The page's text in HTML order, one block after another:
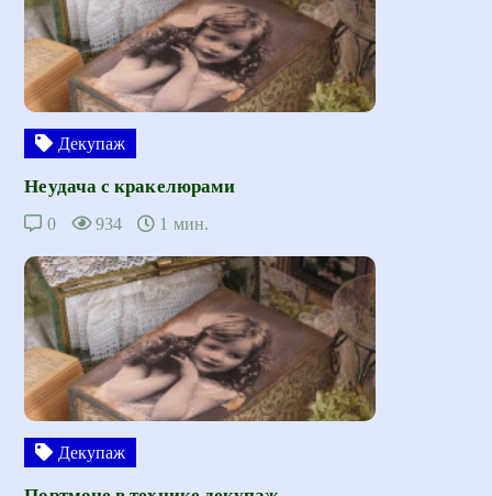
Декупаж
Неудача с кракелюрами
0 934 1 мин.
Декупаж